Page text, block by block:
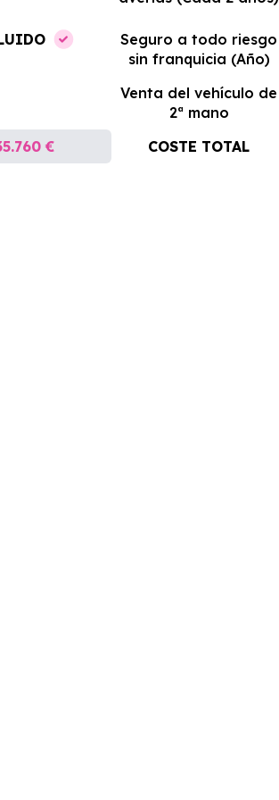
Seguro a todo riesgo
sin franquicia (Año)
Venta del vehículo de
2ª mano
€ COSTE TOTAL